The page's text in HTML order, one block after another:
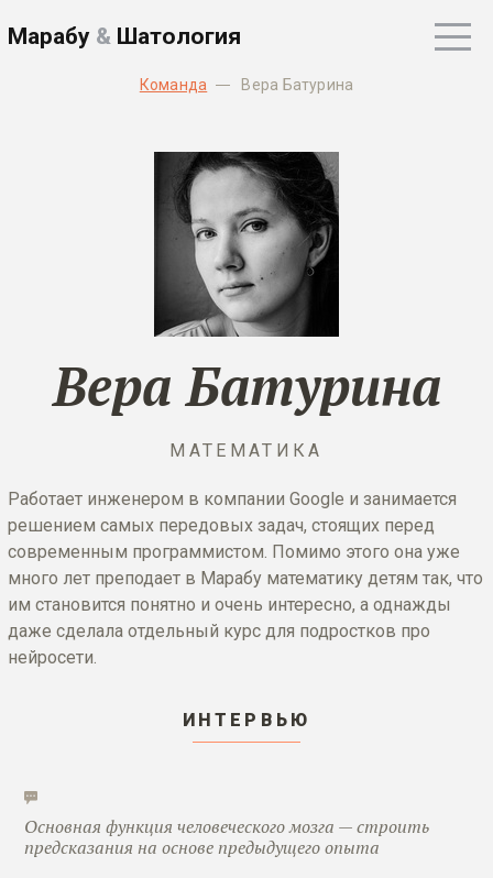
Марабу & Шатология
Команда Вера Батурина
Вера Батурина
МАТЕМАТИКА
Работает инженером в компании Google и занимается
решением самых передовых задач, стоящих перед
современным программистом. Помимо этого она уже
много лет преподает в Марабу математику детям так, что
им становится понятно и очень интересно, а однажды
даже сделала отдельный курс для подростков про
нейросети.
ИНТЕРВЬЮ
Основная функция человеческого мозга — строить
предсказания на основе предыдущего опыта